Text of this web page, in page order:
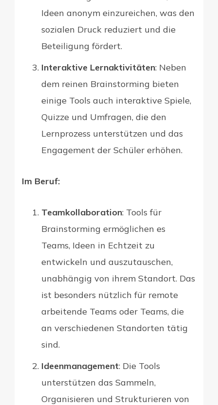
Ideen anonym einzureichen, was den
sozialen Druck reduziert und die
Beteiligung fördert.
Interaktive Lernaktivitäten: Neben
dem reinen Brainstorming bieten
einige Tools auch interaktive Spiele,
Quizze und Umfragen, die den
Lernprozess unterstützen und das
Engagement der Schüler erhöhen.
Im Beruf:
Teamkollaboration: Tools für
Brainstorming ermöglichen es
Teams, Ideen in Echtzeit zu
entwickeln und auszutauschen,
unabhängig von ihrem Standort. Das
ist besonders nützlich für remote
arbeitende Teams oder Teams, die
an verschiedenen Standorten tätig
sind.
Ideenmanagement: Die Tools
unterstützen das Sammeln,
Organisieren und Strukturieren von